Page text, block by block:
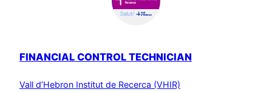
FINANCIAL CONTROL TECHNICIAN
Vall d’Hebron Institut de Recerca (VHIR)